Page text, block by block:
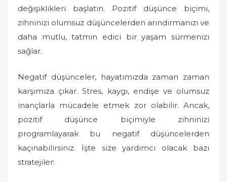
değişiklikleri başlatın. Pozitif düşünce biçimi,
zihninizi olumsuz düşüncelerden arındırmanızı ve
daha mutlu, tatmin edici bir yaşam sürmenizi
sağlar.
Negatif düşünceler, hayatımızda zaman zaman
karşımıza çıkar. Stres, kaygı, endişe ve olumsuz
inançlarla mücadele etmek zor olabilir. Ancak,
pozitif düşünce biçimiyle zihninizi
programlayarak bu negatif düşüncelerden
kaçınabilirsiniz. İşte size yardımcı olacak bazı
stratejiler: